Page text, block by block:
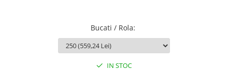
Bucati / Rola:
IN STOC